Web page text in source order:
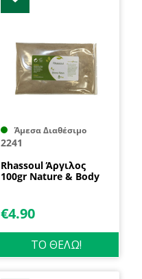
Άμεσα Διαθέσιμο
2241
Rhassoul Άργιλος
100gr Nature & Body
€4.90
ΤΟ ΘΕΛΩ!